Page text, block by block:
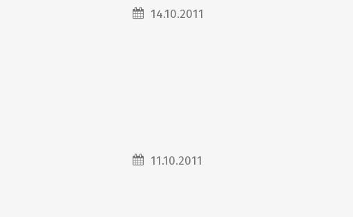
14.10.2011
11.10.2011